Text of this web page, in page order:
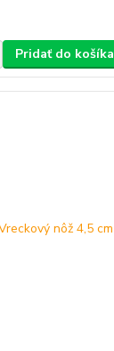
Pridať do košíka